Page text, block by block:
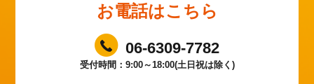
お電話はこちら
06-6309-7782
受付時間：9:00～18:00(土日祝は除く)